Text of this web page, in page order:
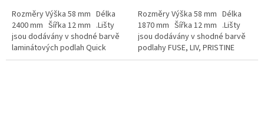
Rozměry Výška 58 mm Délka
2400 mm Šířka 12 mm .Lišty
jsou dodávány v shodné barvě
laminátových podlah Quick
Step
Rozměry Výška 58 mm Délka
1870 mm Šířka 12 mm .Lišty
jsou dodávány v shodné barvě
podlahy FUSE, LIV, PRISTINE